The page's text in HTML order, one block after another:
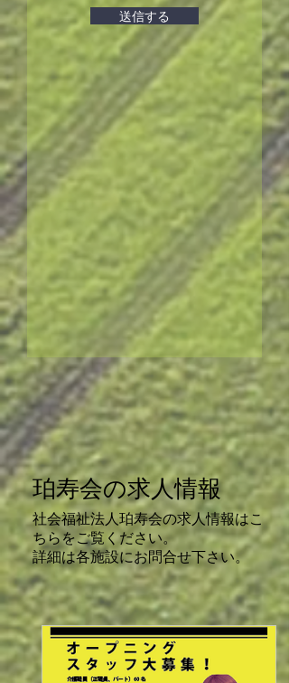
送信する
​珀寿会の求人情報
​社会福祉法人珀寿会の求人情報はこ
ちらをご覧ください。
​詳細は各施設にお問合せ下さい。